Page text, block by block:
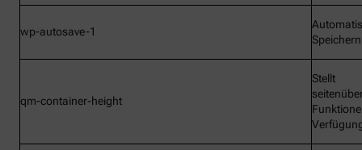
wp-autosave-1
Speichern
qm-container-height
Stellt